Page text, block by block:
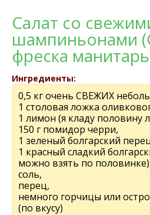
Салат со
шампиньонами
фреска
Ингредиенты:
0,5 кг очень СВЕЖИХ
1 столовая ложка
1 лимон (я кладу половину
150 г помидор черри,
1 зеленый болгарский
1 красный сладкий
можно взять по
соль,
перец,
немного горчицы или
(по вкусу)